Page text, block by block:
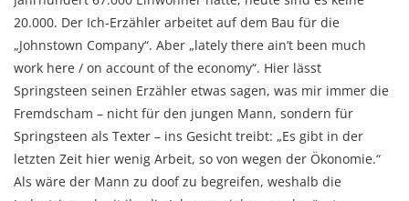
20.000. Der Ich-Erzähler arbeitet auf dem Bau für die
„Johnstown Company“. Aber „lately there ain’t been much
work here / on account of the economy“. Hier lässt
Springsteen seinen Erzähler etwas sagen, was mir immer die
Fremdscham – nicht für den jungen Mann, sondern für
Springsteen als Texter – ins Gesicht treibt: „Es gibt in der
letzten Zeit hier wenig Arbeit, so von wegen der Ökonomie.“
Als wäre der Mann zu doof zu begreifen, weshalb die